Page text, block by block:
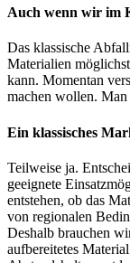
Auch wenn wir im
Das klassische
Materialien
kann. Momentan
machen wollen.
Ein klassisches
Teilweise ja.
geeignete
entstehen, ob das
von regionalen
Deshalb brauchen
aufbereitetes